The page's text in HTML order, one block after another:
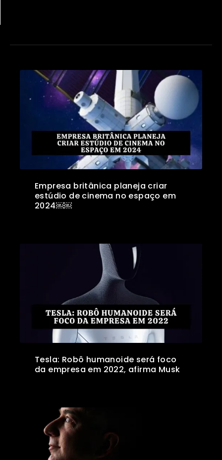
Empresa britânica planeja criar
estúdio de cinema no espaço em
2024￼￼
Tesla: Robô humanoide será foco
da empresa em 2022, afirma Musk